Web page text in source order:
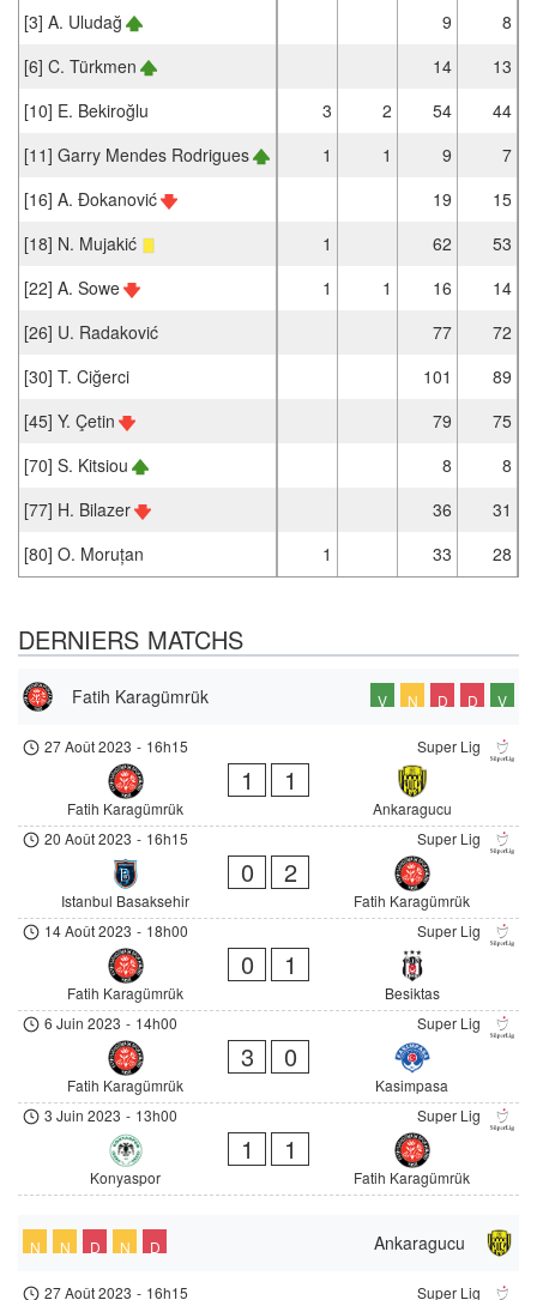
[3] A. Uludağ 9
8
[6] C. Türkmen
14
13
[10] E. Bekiroğlu
3 2 54
44
[11] Garry Mendes Rodrigues
1 1 9
7
[16] A. Đokanović
19
15
[18] N. Mujakić
1 62
53
[22] A. Sowe
1 1 16
14
[26] U. Radaković
77
72
[30] T. Ciğerci
101
89
[45] Y. Çetin
79
75
[70] S. Kitsiou
8
8
[77] H. Bilazer
36
31
[80] O. Moruțan
1 33 28
DERNIERS MATCHS
Fatih Karagümrük V N D D V
Super Lig
27 Août 2023 - 16h15
Fatih Karagümrük
1 1
Ankaragucu
Super Lig
20 Août 2023 - 16h15
Istanbul Basaksehir
0 2
Fatih Karagümrük
Super Lig
14 Août 2023 - 18h00
Fatih Karagümrük
0 1
Besiktas
Super Lig
6 Juin 2023 - 14h00
Fatih Karagümrük
3 0
Kasimpasa
Super Lig
3 Juin 2023 - 13h00
Konyaspor
1 1
Fatih Karagümrük
Ankaragucu
N N D N D
Super Lig
27 Août 2023 - 16h15